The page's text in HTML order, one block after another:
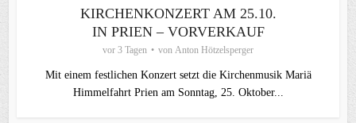
KIRCHENKONZERT AM 25.10.
IN PRIEN – VORVERKAUF
vor 3 Tagen von Anton Hötzelsperger
Mit einem festlichen Konzert setzt die Kirchenmusik Mariä
Himmelfahrt Prien am Sonntag, 25. Oktober...